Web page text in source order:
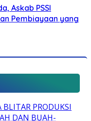
Askab PSSI
Pembiayaan yang